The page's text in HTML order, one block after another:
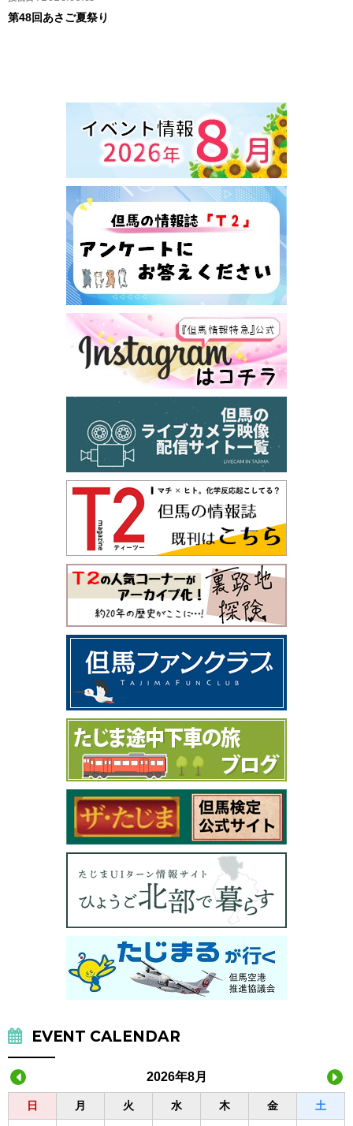
第48回あさご夏祭り
EVENT CALENDAR
2026年8月
日 月 火 水 木 金 土